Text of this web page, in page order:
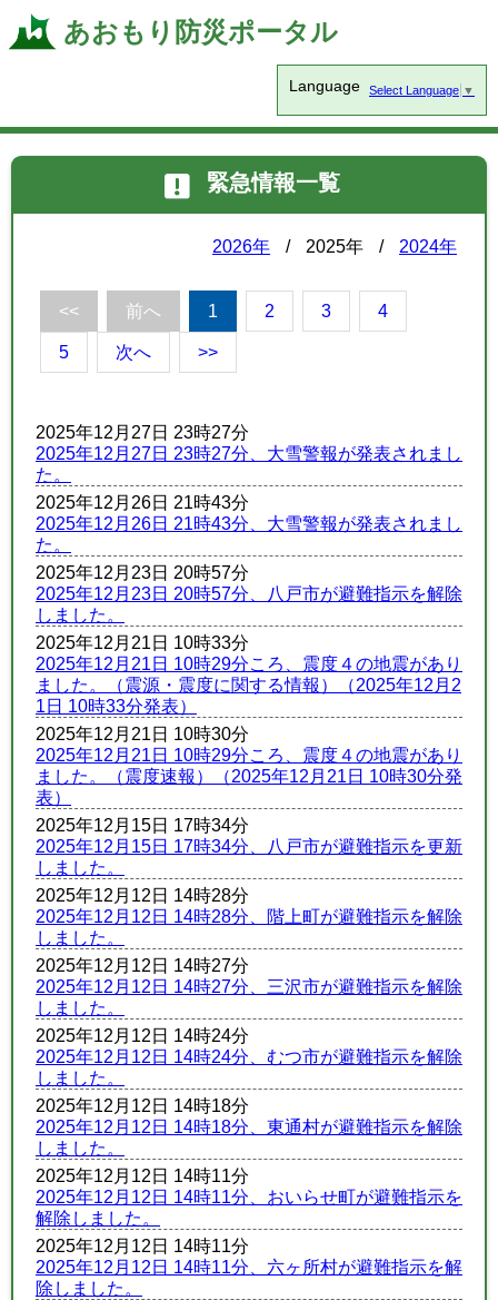
あおもり防災ポータル
Language Select Language ▼
緊急情報一覧
2026年 / 2025年 / 2024年
<< 前へ 1 2 3 4
5 次へ >>
2025年12月27日 23時27分
2025年12月27日 23時27分、大雪警報が発表されまし
た。
2025年12月26日 21時43分
2025年12月26日 21時43分、大雪警報が発表されまし
た。
2025年12月23日 20時57分
2025年12月23日 20時57分、八戸市が避難指示を解除
しました。
2025年12月21日 10時33分
2025年12月21日 10時29分ころ、震度４の地震があり
ました。（震源・震度に関する情報）（2025年12月2
1日 10時33分発表）
2025年12月21日 10時30分
2025年12月21日 10時29分ころ、震度４の地震があり
ました。（震度速報）（2025年12月21日 10時30分発
表）
2025年12月15日 17時34分
2025年12月15日 17時34分、八戸市が避難指示を更新
しました。
2025年12月12日 14時28分
2025年12月12日 14時28分、階上町が避難指示を解除
しました。
2025年12月12日 14時27分
2025年12月12日 14時27分、三沢市が避難指示を解除
しました。
2025年12月12日 14時24分
2025年12月12日 14時24分、むつ市が避難指示を解除
しました。
2025年12月12日 14時18分
2025年12月12日 14時18分、東通村が避難指示を解除
しました。
2025年12月12日 14時11分
2025年12月12日 14時11分、おいらせ町が避難指示を
解除しました。
2025年12月12日 14時11分
2025年12月12日 14時11分、六ヶ所村が避難指示を解
除しました。